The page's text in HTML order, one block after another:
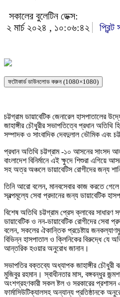
সকালের বুলেটিন ডেক্স:
২ মার্চ ২০২৪ , ১০:০৬:৪২
ফটোকার্ড ডাউনলোড করুন (1080×1080)
চট্টগ্রাম ডায়াবেটিক জেনারেল হাসপাতালের
জাহাঙ্গীর চৌধুরীর সভাপতিত্বে প্রধান
সম্পাদক ও সাংবাদিক দেবদুলাল ভৌমিক এবং
প্রধান অতিথি চট্টগ্রাম -১০ আসনের সাংসদ
বাংলাদেশ বিনির্মানে এই ক্ষুদে শিশুরা এগিয়ে
সহ অত্র অঞ্চলে ডায়াবেটিস রোগীদের জন্য
তিনি আরো বলেন, মানবসেবার কাজ করতে
স্বল্পমূল্যে সেবা প্রদানের জন্য ডায়াবেটিক
বিশেষ অতিথি চট্টগ্রাম প্রেস ক্লাবের
ডায়াবেটিক ও নন-ডায়াবেটিক রোগীদের সেবা
বলেন, সকলের ঐকান্তিক প্রচেষ্টায়
বিভিন্ন হাসপাতাল ও ক্লিনিকের বিরুদ্ধে যে
আন্তরিক হওয়ার অনুরোধ জানান।
সভাপতির বক্তব্যে অধ্যাপক জাহাঙ্গীর চৌধুরী
মুজিবুর রহমান। স্বাধীনতার মাস, বঙ্গবন্ধুর
অংশগ্রহণকারী সকল ষ্টল ও সরকারের প্রশাসন
ফার্মাসিউটিক্যালসহ অন্যান্য প্রতিষ্ঠানকে